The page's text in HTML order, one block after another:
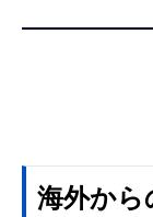
海外から